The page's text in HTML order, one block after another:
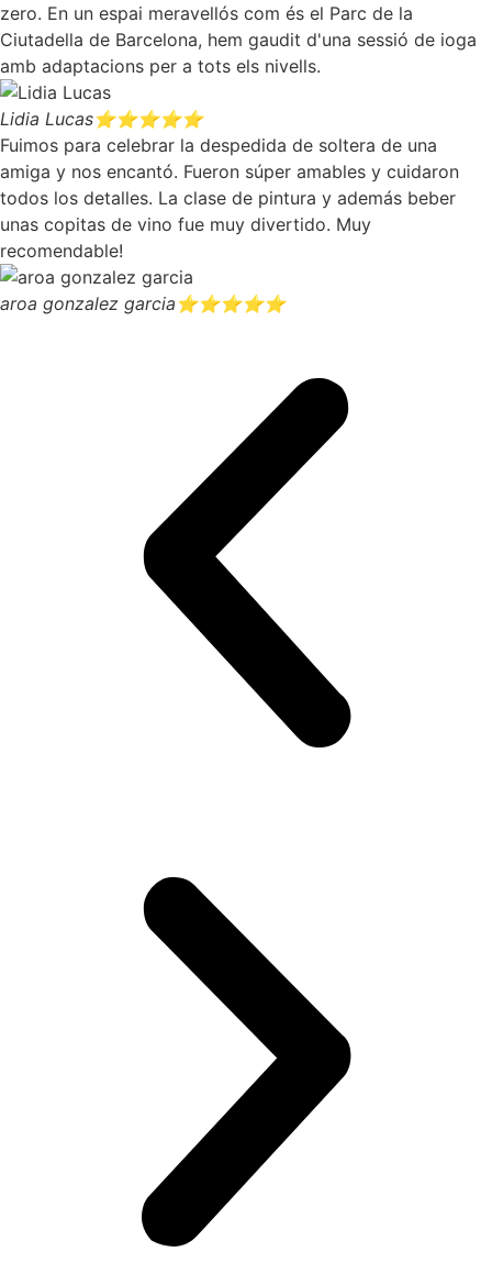
zero. En un espai meravellós com és el Parc de la
Ciutadella de Barcelona, hem gaudit d'una sessió de ioga
amb adaptacions per a tots els nivells.
Lidia Lucas⭐⭐⭐⭐⭐
Fuimos para celebrar la despedida de soltera de una
amiga y nos encantó. Fueron súper amables y cuidaron
todos los detalles. La clase de pintura y además beber
unas copitas de vino fue muy divertido. Muy
recomendable!
aroa gonzalez garcia ⭐⭐⭐⭐⭐